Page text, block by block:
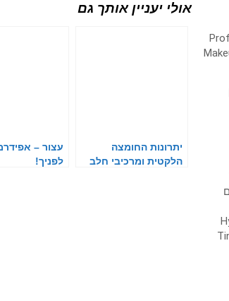
אולי יעניין אותך גם
יתרונות החומצה
הלקטית ומרכיבי חלב
עצור –
לפניך!